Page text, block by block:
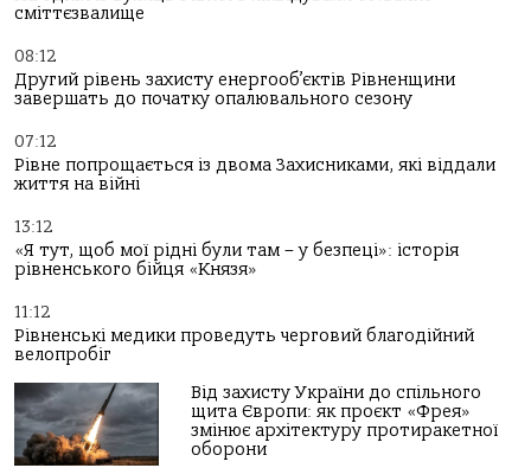
сміттєзвалище
08:12
Другий рівень захисту енергооб’єктів Рівненщини
завершать до початку опалювального сезону
07:12
Рівне попрощається із двома Захисниками, які віддали
життя на війні
13:12
«Я тут, щоб мої рідні були там – у безпеці»: історія
рівненського бійця «Князя»
11:12
Рівненські медики проведуть черговий благодійний
велопробіг
Від захисту України до спільного
щита Європи: як проєкт «Фрея»
змінює архітектуру протиракетної
оборони